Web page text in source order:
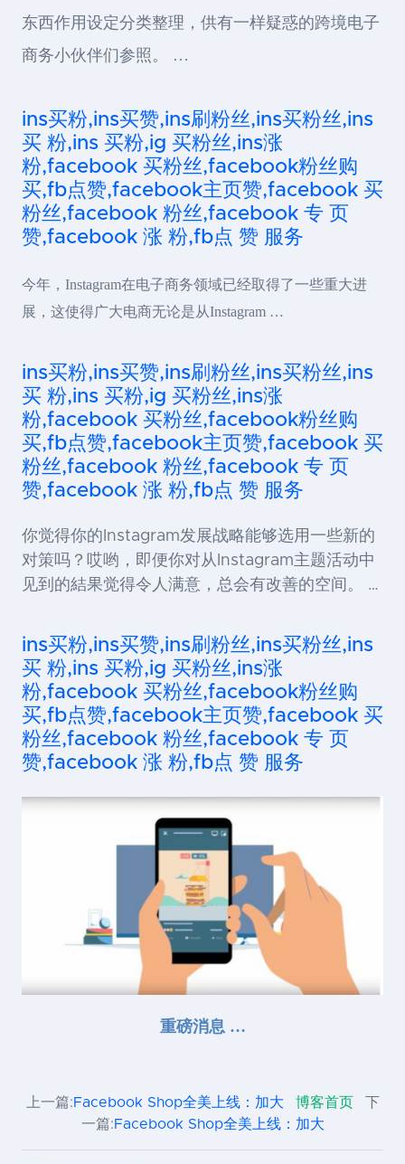
东西作用设定分类整理，供有一样疑惑的跨境电子
商务小伙伴们参照。 …
ins买粉,ins买赞,ins刷粉丝,ins买粉丝,ins
买 粉,ins 买粉,ig 买粉丝,ins涨
粉,facebook 买粉丝,facebook粉丝购
买,fb点赞,facebook主页赞,facebook 买
粉丝,facebook 粉丝,facebook 专 页
赞,facebook 涨 粉,fb点 赞 服务
今年，Instagram在电子商务领域已经取得了一些重大进
展，这使得广大电商无论是从Instagram …
ins买粉,ins买赞,ins刷粉丝,ins买粉丝,ins
买 粉,ins 买粉,ig 买粉丝,ins涨
粉,facebook 买粉丝,facebook粉丝购
买,fb点赞,facebook主页赞,facebook 买
粉丝,facebook 粉丝,facebook 专 页
赞,facebook 涨 粉,fb点 赞 服务
你觉得你的Instagram发展战略能够选用一些新的
对策吗？哎哟，即便你对从Instagram主题活动中
见到的結果觉得令人满意，总会有改善的空间。 …
ins买粉,ins买赞,ins刷粉丝,ins买粉丝,ins
买 粉,ins 买粉,ig 买粉丝,ins涨
粉,facebook 买粉丝,facebook粉丝购
买,fb点赞,facebook主页赞,facebook 买
粉丝,facebook 粉丝,facebook 专 页
赞,facebook 涨 粉,fb点 赞 服务
重磅消息 …
上一篇:Facebook Shop全美上线：加大 博客首页
下
一篇:Facebook Shop全美上线：加大